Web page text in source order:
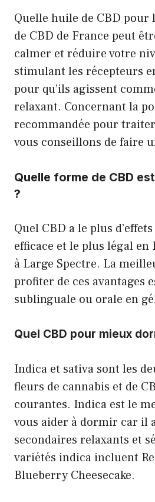
Quelle huile de CBD pour
de CBD de France peut
calmer et réduire votre
stimulant les récepteurs
pour qu’ils agissent
relaxant. Concernant la
recommandée pour
vous conseillons de faire
Quelle forme de CBD
?
Quel CBD a le plus
efficace et le plus légal en
à Large Spectre. La
profiter de ces avantages
sublinguale ou orale en
Quel CBD pour mieux
Indica et sativa sont les
fleurs de cannabis et de
courantes. Indica est le
vous aider à dormir car il
secondaires relaxants et
variétés indica incluent
Blueberry Cheesecake.